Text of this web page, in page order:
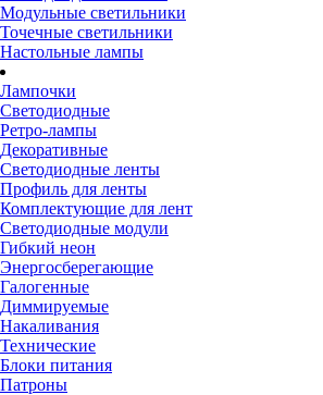
Модульные светильники
Точечные светильники
Настольные лампы
Лампочки
Светодиодные
Ретро-лампы
Декоративные
Светодиодные ленты
Профиль для ленты
Комплектующие для лент
Светодиодные модули
Гибкий неон
Энергосберегающие
Галогенные
Диммируемые
Накаливания
Технические
Блоки питания
Патроны